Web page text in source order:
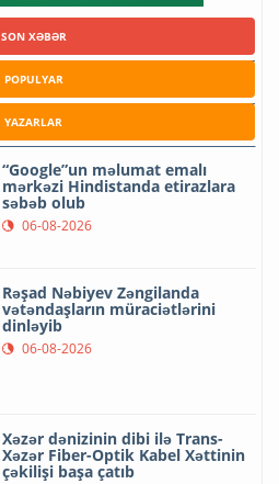
SON XƏBƏR
POPULYAR
YAZARLAR
“Google”un məlumat emalı
mərkəzi Hindistanda etirazlara
səbəb olub
06-08-2026
Rəşad Nəbiyev Zəngilanda
vətəndaşların müraciətlərini
dinləyib
06-08-2026
Xəzər dənizinin dibi ilə Trans-
Xəzər Fiber-Optik Kabel Xəttinin
çəkilişi başa çatıb